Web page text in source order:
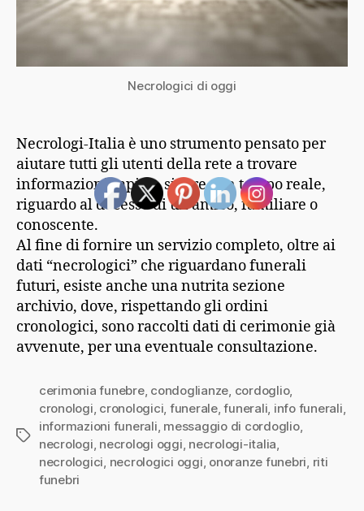
Necrologici di oggi
Necrologi-Italia è uno strumento pensato per
aiutare tutti gli utenti della rete a trovare
informazioni rapide, sicure e in tempo reale,
riguardo al decesso di un amico, familiare o
conoscente.
Al fine di fornire un servizio completo, oltre ai
dati “necrologici” che riguardano funerali
futuri, esiste anche una nutrita sezione
archivio, dove, rispettando gli ordini
cronologici, sono raccolti dati di cerimonie già
avvenute, per una eventuale consultazione.
Tag
cerimonia funebre, condoglianze cordoglio,
cronologi cronologici funerale,funerali info funerali
informazioni funerali messaggio di cordoglio,
necrologi necrologi oggi necrologi-italia
necrologici necrologici oggi onoranze funebri riti
funebri